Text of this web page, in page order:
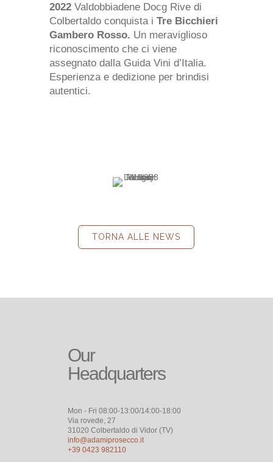
2022Valdobbiadene Docg Rive di
Colbertaldo conquista i Tre Bicchieri
Gambero Rosso. Un meraviglioso
riconoscimento che ci viene
assegnato dalla Guida Vini d’Italia.
Esperienza e dedizione per brindisi
autentici.
TORNA ALLE NEWS
Our
Headquarters
Mon - Fri 08:00-13:00/14:00-18:00
Via rovede, 27
31020 Colbertaldo di Vidor (TV)
info@adamiprosecco.it
+39 0423 982110